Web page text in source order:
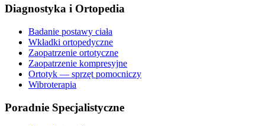
Diagnostyka i Ortopedia
Badanie postawy ciała
Wkładki ortopedyczne
Zaopatrzenie ortotyczne
Zaopatrzenie kompresyjne
Ortotyk — sprzęt pomocniczy
Wibroterapia
Poradnie Specjalistyczne